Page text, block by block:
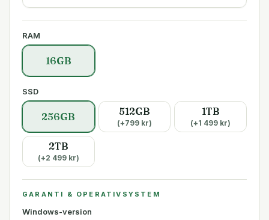
RAM
16GB
SSD
256GB 512GB
(+799kr)
1TB
(+1 499 kr)
2TB
(+2 499kr)
GARANTI & OPERATIVSYSTEM
Windows-version